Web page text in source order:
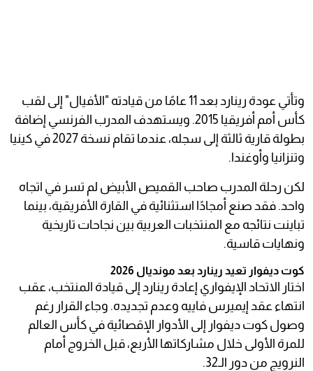
وتأتي عودة رينارد بعد 11 عامًا من قيادته "الأفيال" إلى لقب
كأس أمم أفريقيا 2015. ويستهدف المدرب الفرنسي إضافة
بطولة قارية ثالثة إلى سجله، عندما تقام نسخة 2027 في كينيا
وتنزانيا وأوغندا.
لكن رحلة المدرب صاحب القميص الأبيض لم تسر في اتجاه
واحد. فقد صنع أمجادًا استثنائية في القارة الأفريقية، بينما
تباينت نتائجه مع المنتخبات العربية بين نجاحات تاريخية
ونهايات قاسية.
كوت ديفوار تعيد رينارد بعد مونديال 2026
اختار الاتحاد الإيفواري إعادة رينارد إلى قيادة المنتخب، عقب
انتهاء عقد إيميرس فاييه وعدم تجديده. وجاء القرار رغم
وصول كوت ديفوار إلى الأدوار الإقصائية في كأس العالم
للمرة الأولى خلال مشاركاتها الأربع، قبل الخروج أمام
النرويج من دور الـ32.